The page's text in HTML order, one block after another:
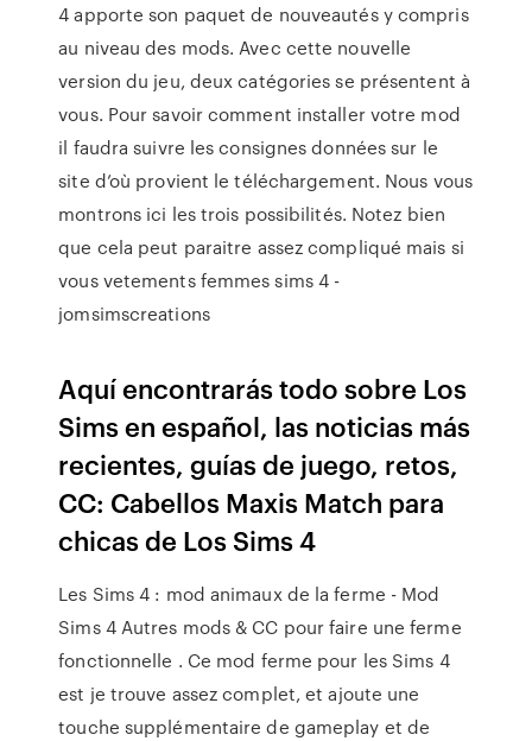
4 apporte son paquet de nouveautés y compris
au niveau des mods. Avec cette nouvelle
version du jeu, deux catégories se présentent à
vous. Pour savoir comment installer votre mod
il faudra suivre les consignes données sur le
site d’où provient le téléchargement. Nous vous
montrons ici les trois possibilités. Notez bien
que cela peut paraitre assez compliqué mais si
vous vetements femmes sims 4 -
jomsimscreations
Aquí encontrarás todo sobre Los
Sims en español, las noticias más
recientes, guías de juego, retos,
CC: Cabellos Maxis Match para
chicas de Los Sims 4
Les Sims 4 : mod animaux de la ferme - Mod
Sims 4 Autres mods & CC pour faire une ferme
fonctionnelle . Ce mod ferme pour les Sims 4
est je trouve assez complet, et ajoute une
touche supplémentaire de gameplay et de